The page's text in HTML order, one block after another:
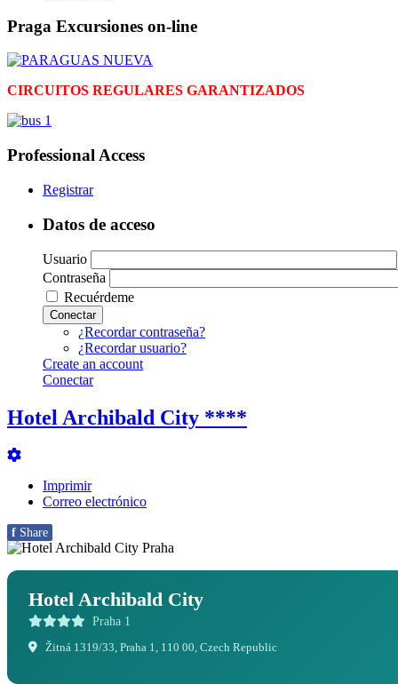
Praga Excursiones on-line
CIRCUITOS REGULARES GARANTIZADOS
Professional Access
Registrar
Datos de acceso
Usuario
Contraseña
Recuérdeme
Conectar
¿Recordar contraseña?
¿Recordar usuario?
Create an account
Conectar
Hotel Archibald City ****
Imprimir
Correo electrónico
f Share
Hotel Archibald City
Praha 1
Žitná 1319/33, Praha 1, 110 00, Czech Republic